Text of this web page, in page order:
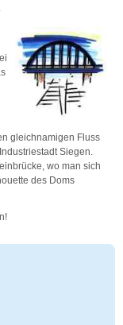
gleichnamigen Fluss
Siegen.
wo man sich
des Doms